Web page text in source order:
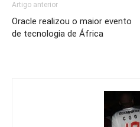
Artigo anterior
Oracle realizou o maior evento
de tecnologia de África